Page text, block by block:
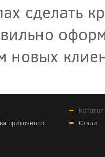
сделать
новых
приточного
Стали